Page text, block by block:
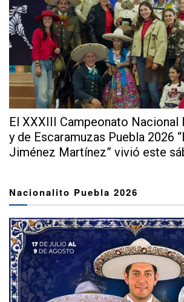
El XXXIII Campeonato Nacional
y de Escaramuzas Puebla 2026
Jiménez Martínez” vivió este
Nacionalito Puebla 2026